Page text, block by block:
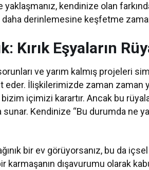
kendinize olan
derinlemesine keşfetme
Kırık Eşyaların
ve yarım kalmış projeleri
eder. İlişkilerimizde zaman zaman
bizim içimizi karartır. Ancak bu
sunar. Kendinize “Bu durumda ne
bir ev görüyorsanız, bu da
karmaşanın dışavurumu olarak